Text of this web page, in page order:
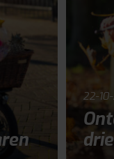
22-